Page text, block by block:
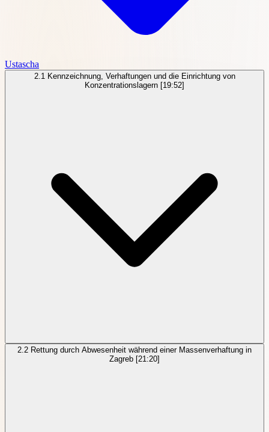
Ustascha
2.1 Kennzeichnung, Verhaftungen und die Einrichtung von
Konzentrationslagern [19:52]
2.2 Rettung durch Abwesenheit während einer Massenverhaftung in
Zagreb [21:20]